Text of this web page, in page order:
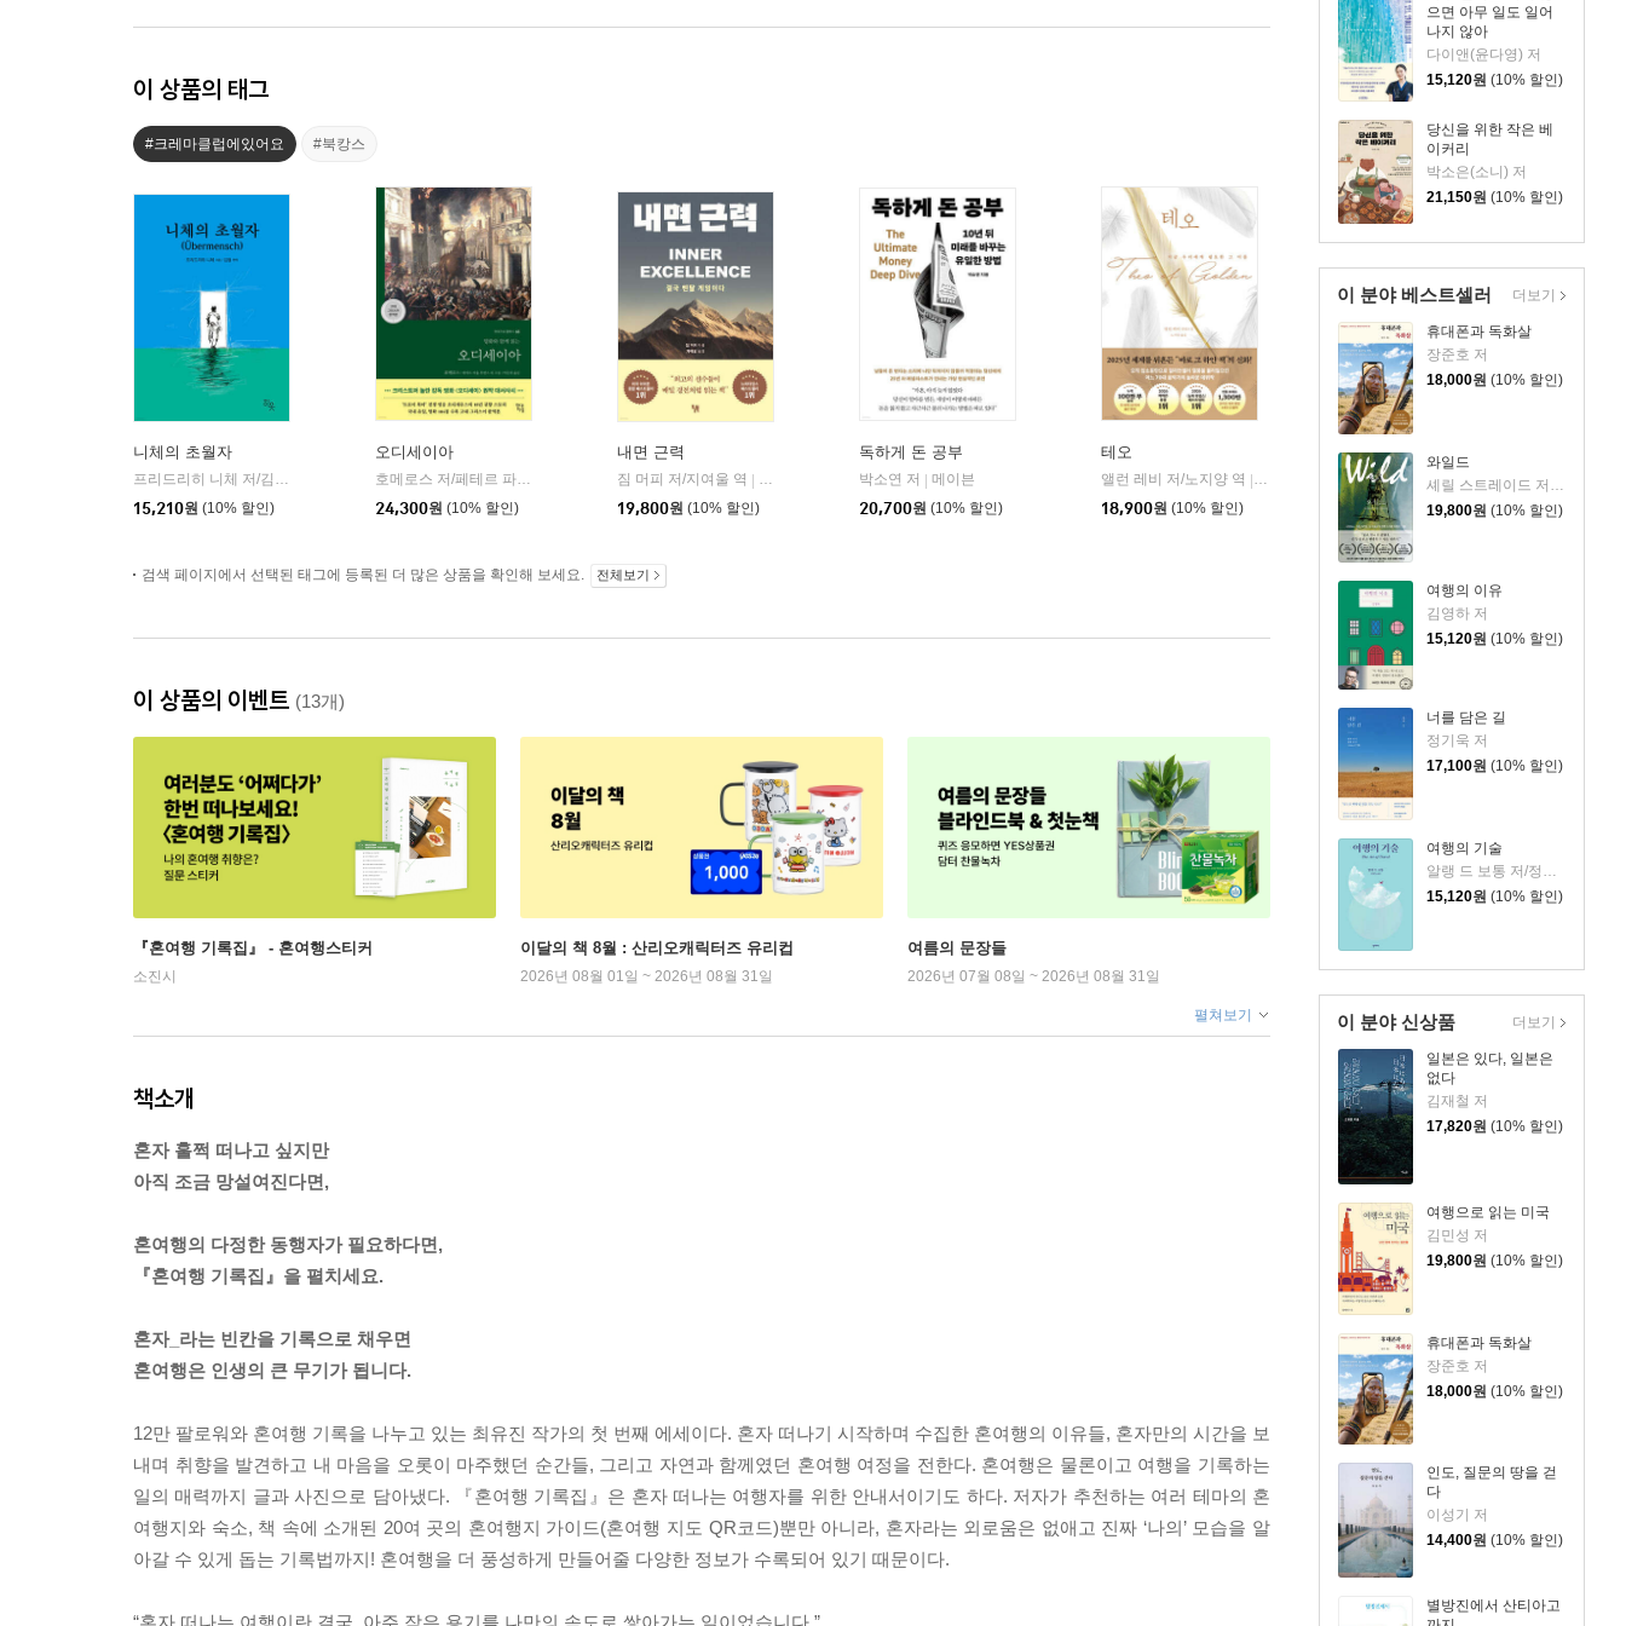
으면 아무 일도 일어
나지 않아
다이앤(윤다영) 저
15,120원 (10% 할인)
당신을 위한 작은 베
이커리
박소은(소니) 저
21,150원 (10% 할인)
이 분야 베스트셀러
휴대폰과 독화살
장준호 저
18,000원 (10% 할인)
와일드
19,800원 (10% 할인)
여행의 이유
김영하 저
15,120원 (10% 할인)
너를 담은 길
정기욱 저
17,100원 (10% 할인)
여행의 기술
알랭 드 보통 저/정영목 역
15,120원 (10% 할인)
더보기
이 분야 신상품
일본은 있다, 일본은
없다
김재철 저
17,820원 (10% 할인)
여행으로 읽는 미국
김민성 저
19,800원 (10% 할인)
휴대폰과 독화살
장준호 저
18,000원 (10% 할인)
인도, 질문의 땅을 걷
다
이성기 저
14,400원 (10% 할인)
별방진에서 산티아고
더보기
이 상품의 태그
#크레마클럽에있어요 #북캉스
니체의 초월자
프리드리히 니체 저/김철 편역
15,210원 (10% 할인)
오디세이아
호메로스 저/페테르 파울 루벤스 그림/박문재 역 | 현대지성
24,300원 (10% 할인)
내면 근력
짐 머피 저/지여울 역
윌북(willbook)
19,800원 (10% 할인)
독하게 돈 공부
박소연 저
메이븐
20,700원 (10% 할인)
테오
앨런 레비 저/노지양 역
오팬하우스
18,900원 (10% 할인)
검색 페이지에서 선택된 태그에 등록된 더 많은 상품을 확인해 보세요. 전체보기
이 상품의 이벤트 (13개)
『혼여행 기록집』 - 혼여행스티커
소진시
이달의 책 8월 : 산리오캐릭터즈 유리컵
2026년 08월 01일 ~ 2026년 08월 31일
여름의 문장들
2026년 07월 08일 ~ 2026년 08월 31일
펼쳐보기
책소개
혼자 훌쩍 떠나고 싶지만
아직 조금 망설여진다면,
혼여행의 다정한 동행자가 필요하다면,
『혼여행 기록집』을 펼치세요.
혼자_라는 빈칸을 기록으로 채우면
혼여행은 인생의 큰 무기가 됩니다.
12만 팔로워와 혼여행 기록을 나누고 있는 최유진 작가의 첫 번째 에세이다. 혼자 떠나기 시작하며 수집한 혼여행의 이유들, 혼자만의 시간을 보
내며 취향을 발견하고 내 마음을 오롯이 마주했던 순간들, 그리고 자연과 함께였던 혼여행 여정을 전한다. 혼여행은 물론이고 여행을 기록하는
일의 매력까지 글과 사진으로 담아냈다. 『혼여행 기록집』은 혼자 떠나는 여행자를 위한 안내서이기도 하다. 저자가 추천하는 여러 테마의 혼
여행지와 숙소, 책 속에 소개된 20여 곳의 혼여행지 가이드(혼여행 지도 QR코드)뿐만 아니라, 혼자라는 외로움은 없애고 진짜 ‘나의’ 모습을 알
아갈 수 있게 돕는 기록법까지! 혼여행을 더 풍성하게 만들어줄 다양한 정보가 수록되어 있기 때문이다.